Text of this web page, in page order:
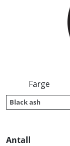
Farge
Antall